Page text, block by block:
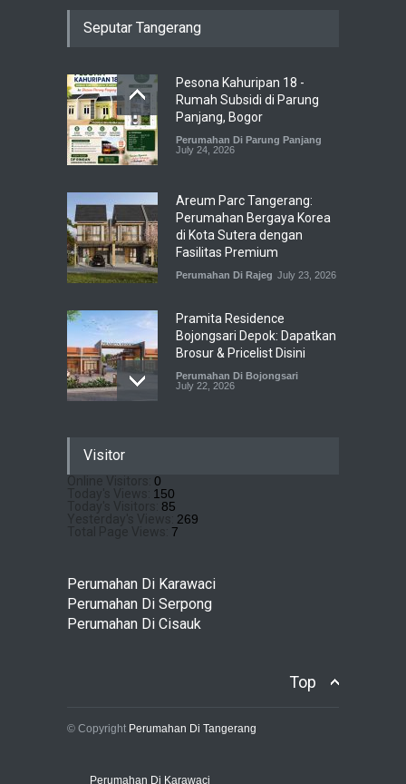
Seputar Tangerang
Pesona Kahuripan 18 -
Rumah Subsidi di Parung
Panjang, Bogor
Perumahan Di Parung Panjang
July 24, 2026
Areum Parc Tangerang:
Perumahan Bergaya Korea
di Kota Sutera dengan
Fasilitas Premium
Perumahan Di Rajeg July 23, 2026
Pramita Residence
Bojongsari Depok: Dapatkan
Brosur & Pricelist Disini
Perumahan Di Bojongsari
July 22, 2026
Nuansa Resort di Gading
Serpong
Perumahan Di Serpong
Visitor
0
150
85
269
7
Perumahan Di Karawaci
Perumahan Di Serpong
Perumahan Di Cisauk
Top
© Copyright Perumahan Di Tangerang
Perumahan Di Karawaci